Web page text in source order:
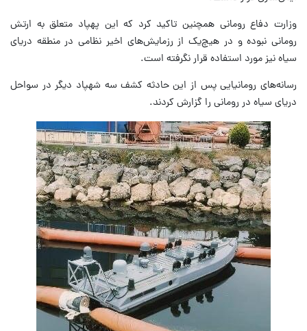
وزارت دفاع رومانی همچنین تاکید کرد که این پهپاد متعلق به ارتش
رومانی نبوده و در هیچ‌یک از رزمایش‌های اخیر نظامی در منطقه دریای
سیاه نیز مورد استفاده قرار نگرفته است.
رسانه‌های رومانیایی پس از این حادثه کشف سه شهپاد دیگر در سواحل
دریای سیاه در رومانی را گزارش کردند.